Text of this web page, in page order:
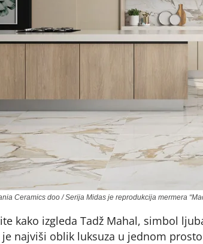
Ceramics doo / Serija Midas je reprodukcija mermera
kako izgleda Tadž Mahal, simbol
najviši oblik luksuza u jednom